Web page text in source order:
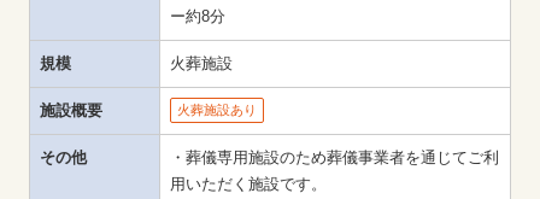
ー約8分
規模 火葬施設
施設概要 火葬施設あり
その他
・葬儀専用施設のため葬儀事業者を通じてご利
用いただく施設です。